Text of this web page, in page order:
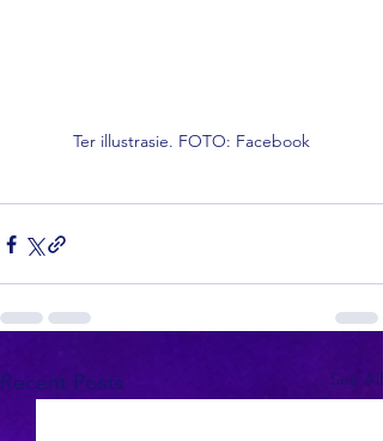
Ter illustrasie. FOTO: Facebook
Recent Posts See All